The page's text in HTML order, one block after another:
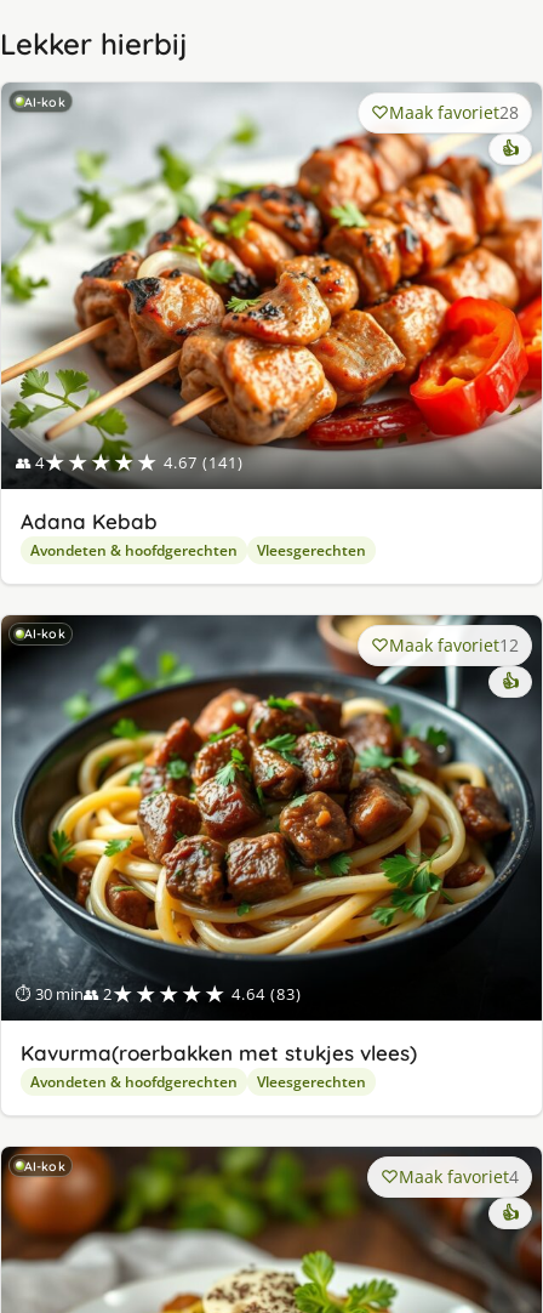
Lekker hierbij
AI-kok
👥 4★★★★★ 4.67 (141)
Maak favoriet28
👍
Adana Kebab
Avondeten & hoofdgerechten Vleesgerechten
AI-kok
⏱ 30 min👥 2★★★★★ 4.64 (83)
Maak favoriet12
👍
Kavurma(roerbakken met stukjes vlees)
Avondeten & hoofdgerechten Vleesgerechten
AI-kok Maak favoriet4
👍